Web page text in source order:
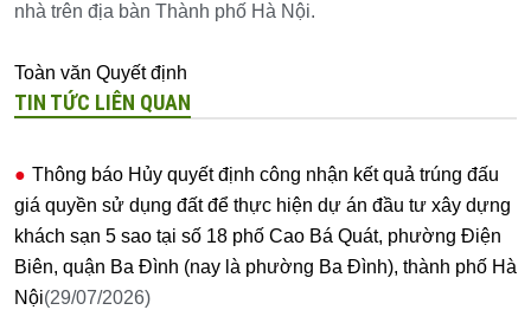
nhà trên địa bàn Thành phố Hà Nội.
Toàn văn Quyết định
TIN TỨC LIÊN QUAN
Thông báo Hủy quyết định công nhận kết quả trúng đấu
giá quyền sử dụng đất để thực hiện dự án đầu tư xây dựng
khách sạn 5 sao tại số 18 phố Cao Bá Quát, phường Điện
Biên, quận Ba Đình (nay là phường Ba Đình), thành phố Hà
Nội(29/07/2026)